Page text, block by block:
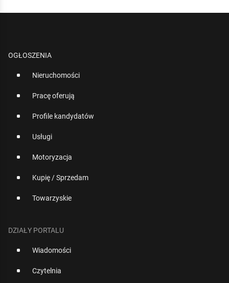
OGŁOSZENIA
Nieruchomości
Pracę oferują
Profile kandydatów
Usługi
Motoryzacja
Kupię / Sprzedam
Towarzyskie
DZIAŁY PORTALU
Wiadomości
Czytelnia